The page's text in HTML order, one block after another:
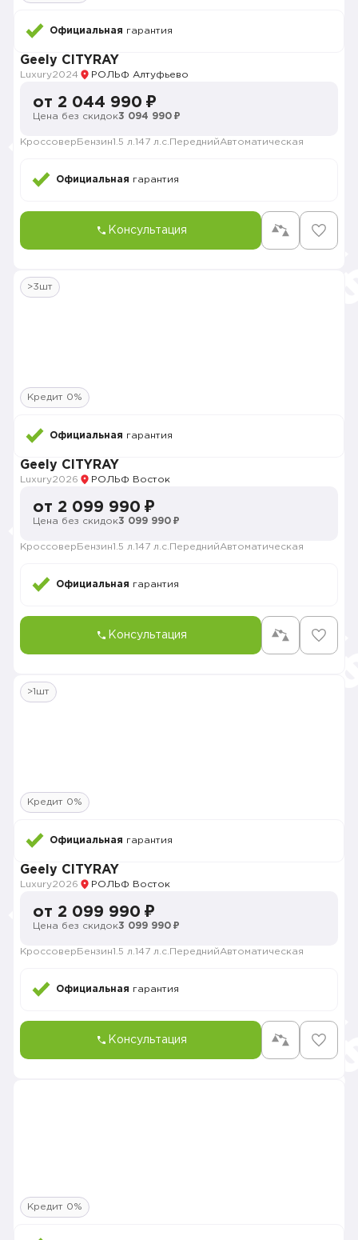
Официальная гарантия
Geely CITYRAY
Luxury2024 РОЛЬФ Алтуфьево
от 2 044 990 ₽
Цена без скидок3 094 990 ₽
Кроссовер Бензин1.5 л. 147 л.с. ПереднийАвтоматическая
Официальная гарантия
Консультация
>3шт
Кредит 0%
Официальная гарантия
Geely CITYRAY
Luxury2026 РОЛЬФ Восток
от 2 099 990 ₽
Цена без скидок3 099 990 ₽
Кроссовер Бензин1.5 л. 147 л.с. ПереднийАвтоматическая
Официальная гарантия
Консультация
>1шт
Кредит 0%
Официальная гарантия
Geely CITYRAY
Luxury2026 РОЛЬФ Восток
от 2 099 990 ₽
Цена без скидок3 099 990 ₽
Кроссовер Бензин1.5 л. 147 л.с. ПереднийАвтоматическая
Официальная гарантия
Консультация
Кредит 0%